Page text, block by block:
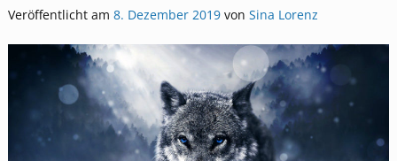
Veröffentlicht am 8. Dezember 2019 von Sina Lorenz